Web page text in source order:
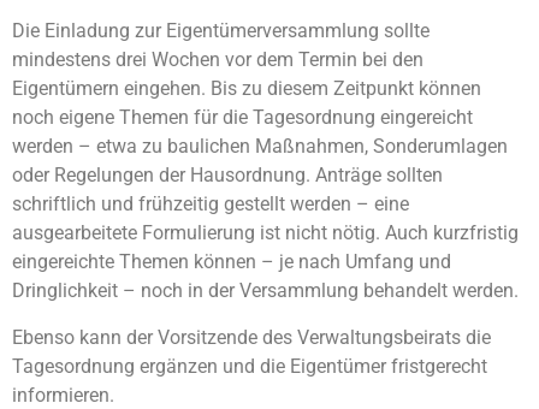
Die Einladung zur Eigentümerversammlung sollte
mindestens drei Wochen vor dem Termin bei den
Eigentümern eingehen. Bis zu diesem Zeitpunkt können
noch eigene Themen für die Tagesordnung eingereicht
werden – etwa zu baulichen Maßnahmen, Sonderumlagen
oder Regelungen der Hausordnung. Anträge sollten
schriftlich und frühzeitig gestellt werden – eine
ausgearbeitete Formulierung ist nicht nötig. Auch kurzfristig
eingereichte Themen können – je nach Umfang und
Dringlichkeit – noch in der Versammlung behandelt werden.
Ebenso kann der Vorsitzende des Verwaltungsbeirats die
Tagesordnung ergänzen und die Eigentümer fristgerecht
informieren.